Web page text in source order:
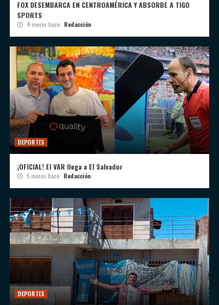
FOX DESEMBARCA EN CENTROAMÉRICA Y ABSORBE A TIGO
SPORTS
4 meses hace Redacción
DEPORTES
¡OFICIAL! El VAR llega a El Salvador
5 meses hace Redacción
DEPORTES